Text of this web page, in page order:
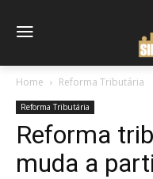
Home Reforma Tributária
Reforma Tributária
Reforma
muda a